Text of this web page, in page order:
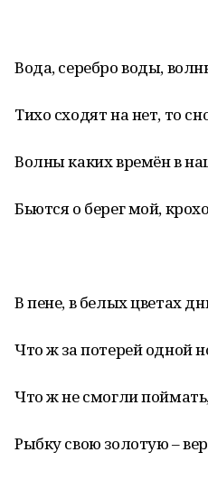
Вода, серебро воды,
Тихо сходят на нет, то
Волны каких времён в
Бьются о берег мой,
В пене, в белых цветах
Что ж за потерей одной
Что ж не смогли
Рыбку свою золотую –